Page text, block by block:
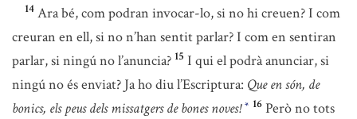
14 Ara bé, com podran invocar-lo, si no hi creuen? I com
creuran en ell, si no n’han sentit parlar? I com en sentiran
parlar, si ningú no l’anuncia? 15 I qui el podrà anunciar, si
ningú no és enviat? Ja ho diu l’Escriptura: Que en són, de
bonics, els peus dels missatgers de bones noves! * 16 Però no tots